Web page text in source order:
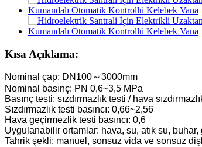
Forster 2×40KW Mikro Hidro Turgo Türbin
Hidrolik Pervaneli Türbin 100kW Kaplan
Hidroelektrik Ekipman Üreticisi Hydraulic
Hidroelektrik Enerji Sistemleri Francis Türbin
100KW 500KW 1MW 2MW Hidrolik Francis
Kısa Açıklama:
Nominal çap: DN100～3000mm
Nominal basınç: PN 0,6~3,5 MPa
Basınç testi: sızdırmazlık testi / hava
Sızdırmazlık testi basıncı: 0,66~2,56
Hava geçirmezlik testi basıncı: 0,6
Uygulanabilir ortamlar: hava, su, atık su, buhar,
Tahrik şekli: manuel, sonsuz vida ve sonsuz